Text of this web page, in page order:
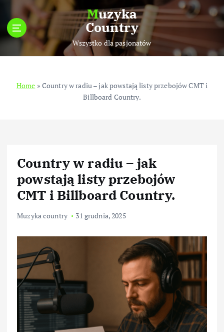
p
e
Muzyka
Country
Wszystko dla pasjonatów
Home » Country w radiu – jak powstają listy przebojów CMT i
Billboard Country.
Country w radiu – jak
powstają listy przebojów
CMT i Billboard Country.
Muzyka country 31 grudnia, 2025